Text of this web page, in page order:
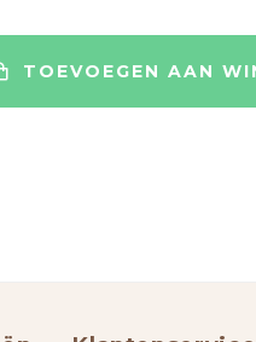
TOEVOEGEN AAN